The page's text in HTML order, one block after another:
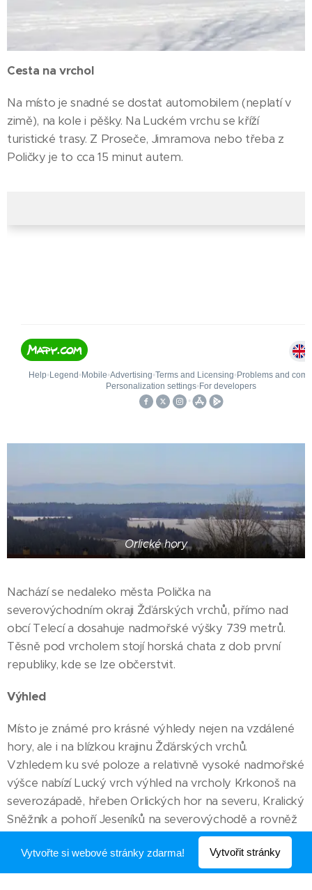
Cesta na vrchol
Na místo je snadné se dostat automobilem (neplatí v
zimě), na kole i pěšky. Na Luckém vrchu se kříží
turistické trasy. Z Proseče, Jimramova nebo třeba z
Poličky je to cca 15 minut autem.
Orlické hory
Nachází se nedaleko města Polička na
severovýchodním okraji Žďárských vrchů, přímo nad
obcí Telecí a dosahuje nadmořské výšky 739 metrů.
Těsně pod vrcholem stojí horská chata z dob první
republiky, kde se lze občerstvit.
Výhled
Místo je známé pro krásné výhledy nejen na vzdálené
hory, ale i na blízkou krajinu Žďárských vrchů.
Vzhledem ku své poloze a relativně vysoké nadmořské
výšce nabízí Lucký vrch výhled na vrcholy Krkonoš na
severozápadě, hřeben Orlických hor na severu, Kralický
Sněžník a pohoří Jeseníků na severovýchodě a rovněž
krajiny pod horami. Krásný výhled je i směrem na
jihovýchod do údolí řeky Svratky, kde se nachází obec
Telecí a její okolí
Vytvořte si webové stránky zdarma! Vytvořit stránky